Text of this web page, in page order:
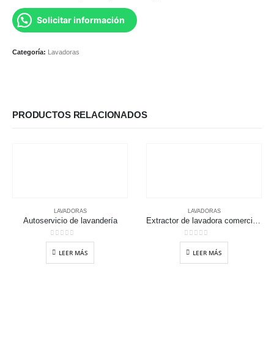
Solicitar información
Categoría: Lavadoras
PRODUCTOS RELACIONADOS
LAVADORAS
Autoservicio de lavandería
0out of 5
LEER MÁS
LAVADORAS
0out of 5
LEER MÁS